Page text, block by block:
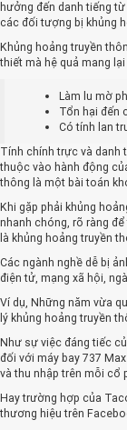
hưởng đến danh tiếng
các đối tượng bị khủng
Khủng hoảng truyền
thiết mà hệ quả mang lại
Làm lu mờ
Tổn hại đến
Có tính lan
Tính chính trực và danh
thuộc vào hành động
thông là một bài toán
Khi gặp phải khủng
nhanh chóng, rõ ràng
là khủng hoảng truyền
Các ngành nghề dễ bị
điện tử, mạng xã hội,
Ví dụ, Những năm vừa
lý khủng hoảng truyền
Như sự việc đáng tiếc
đối với máy bay 737
và thu nhập trên mỗi cổ
Hay trường hợp của
thương hiệu trên